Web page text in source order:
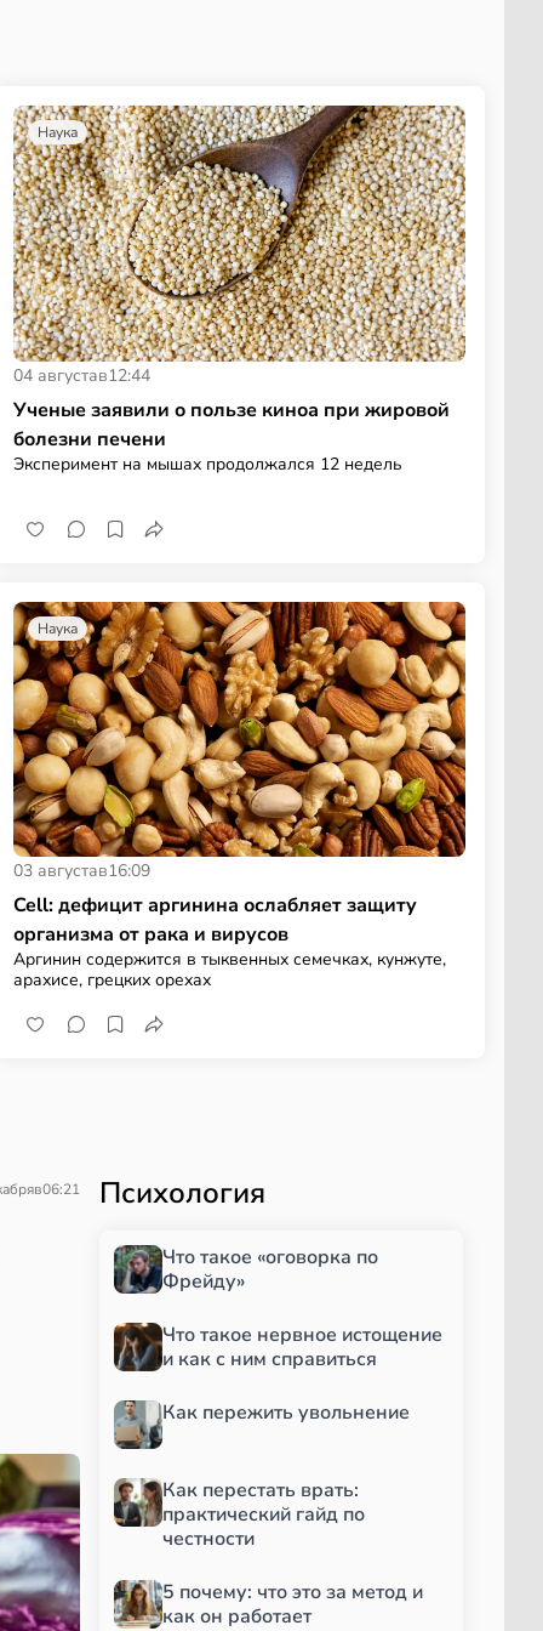
Наука
04 августав12:44
Ученые заявили о пользе киноа при жировой
болезни печени
Эксперимент на мышах продолжался 12 недель
Наука
03 августав16:09
Cell: дефицит аргинина ослабляет защиту
организма от рака и вирусов
Аргинин содержится в тыквенных семечках, кунжуте,
арахисе, грецких орехах
в06:21 Психология
Что такое «оговорка по
Фрейду»
Что такое нервное истощение
и как с ним справиться
Как пережить увольнение
Как перестать врать:
практический гайд по
честности
5 почему: что это за метод и
как он работает